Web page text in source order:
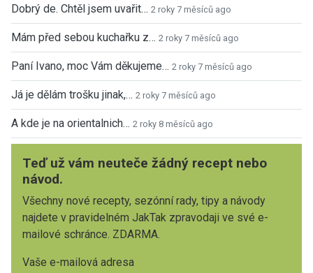
Dobrý de. Chtěl jsem uvařit… 2 roky 7 měsíců ago
Mám před sebou kuchařku z… 2 roky 7 měsíců ago
Paní Ivano, moc Vám děkujeme… 2 roky 7 měsíců ago
Já je dělám trošku jinak,… 2 roky 7 měsíců ago
A kde je na orientalnich… 2 roky 8 měsíců ago
Teď už vám neuteče žádný recept nebo
návod.
Všechny nové recepty, sezónní rady, tipy a návody
najdete v pravidelném JakTak zpravodaji ve své e-
mailové schránce. ZDARMA.
Vaše e-mailová adresa